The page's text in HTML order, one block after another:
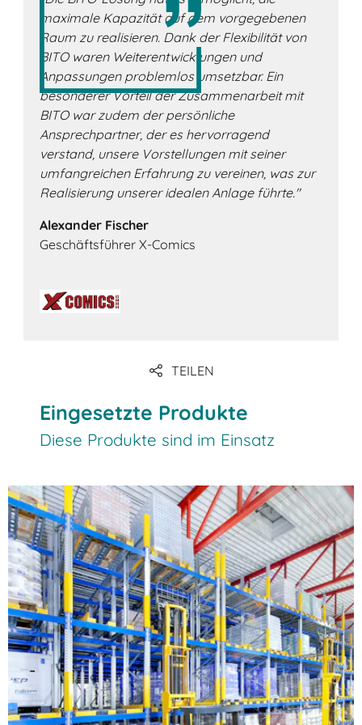
maximale Kapazität auf dem vorgegebenen
Raum zu realisieren. Dank der Flexibilität von
BITO waren Weiterentwicklungen und
Anpassungen problemlos umsetzbar. Ein
besonderer Vorteil der Zusammenarbeit mit
BITO war zudem der persönliche
Ansprechpartner, der es hervorragend
verstand, unsere Vorstellungen mit seiner
umfangreichen Erfahrung zu vereinen, was zur
Realisierung unserer idealen Anlage führte."
Alexander Fischer
Geschäftsführer X-Comics
TEILEN
Eingesetzte Produkte
Diese Produkte sind im Einsatz